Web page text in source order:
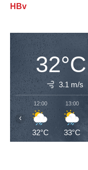
HBv
32°C
3.1 m/s
12:00
32°C
13:00
33°C
‹